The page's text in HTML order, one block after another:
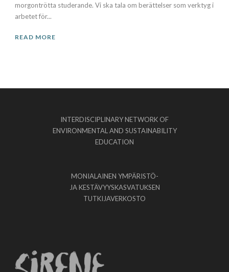
morgontrötta studerande. Vi ska tala om berättelser som verktyg i
arbetet för...
READ MORE
INTERDISCIPLINARY NETWORK OF
ENVIRONMENTAL AND SUSTAINABILITY
EDUCATION
MONIALAINEN YMPÄRISTÖ-
JA KESTÄVYYSKASVATUKSEN
TUTKIJAVERKOSTO